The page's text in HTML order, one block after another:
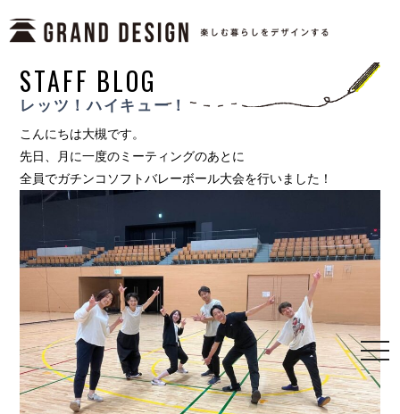
STAFF BLOG
レッツ！ハイキュー！
こんにちは大槻です。
先日、月に一度のミーティングのあとに
全員でガチンコソフトバレーボール大会を行いました！